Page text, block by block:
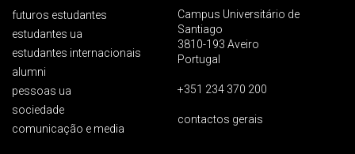
futuros estudantes
estudantes ua
estudantes internacionais
alumni
pessoas ua
sociedade
comunicação e media
Campus Universitário de
Santiago
3810-193 Aveiro
Portugal
+351 234 370 200
contactos gerais